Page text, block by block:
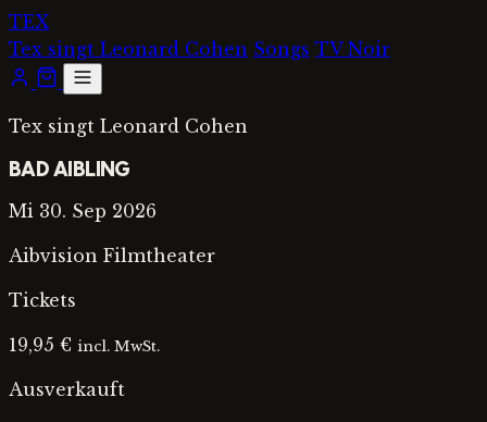
Zum
Inhalt
springen
TEX
Tex singt Leonard Cohen Songs TV Noir
Open
menu
Tex singt Leonard Cohen
BAD AIBLING
Mi 30. Sep 2026
Aibvision Filmtheater
Tickets
19,95 € incl. MwSt.
Ausverkauft